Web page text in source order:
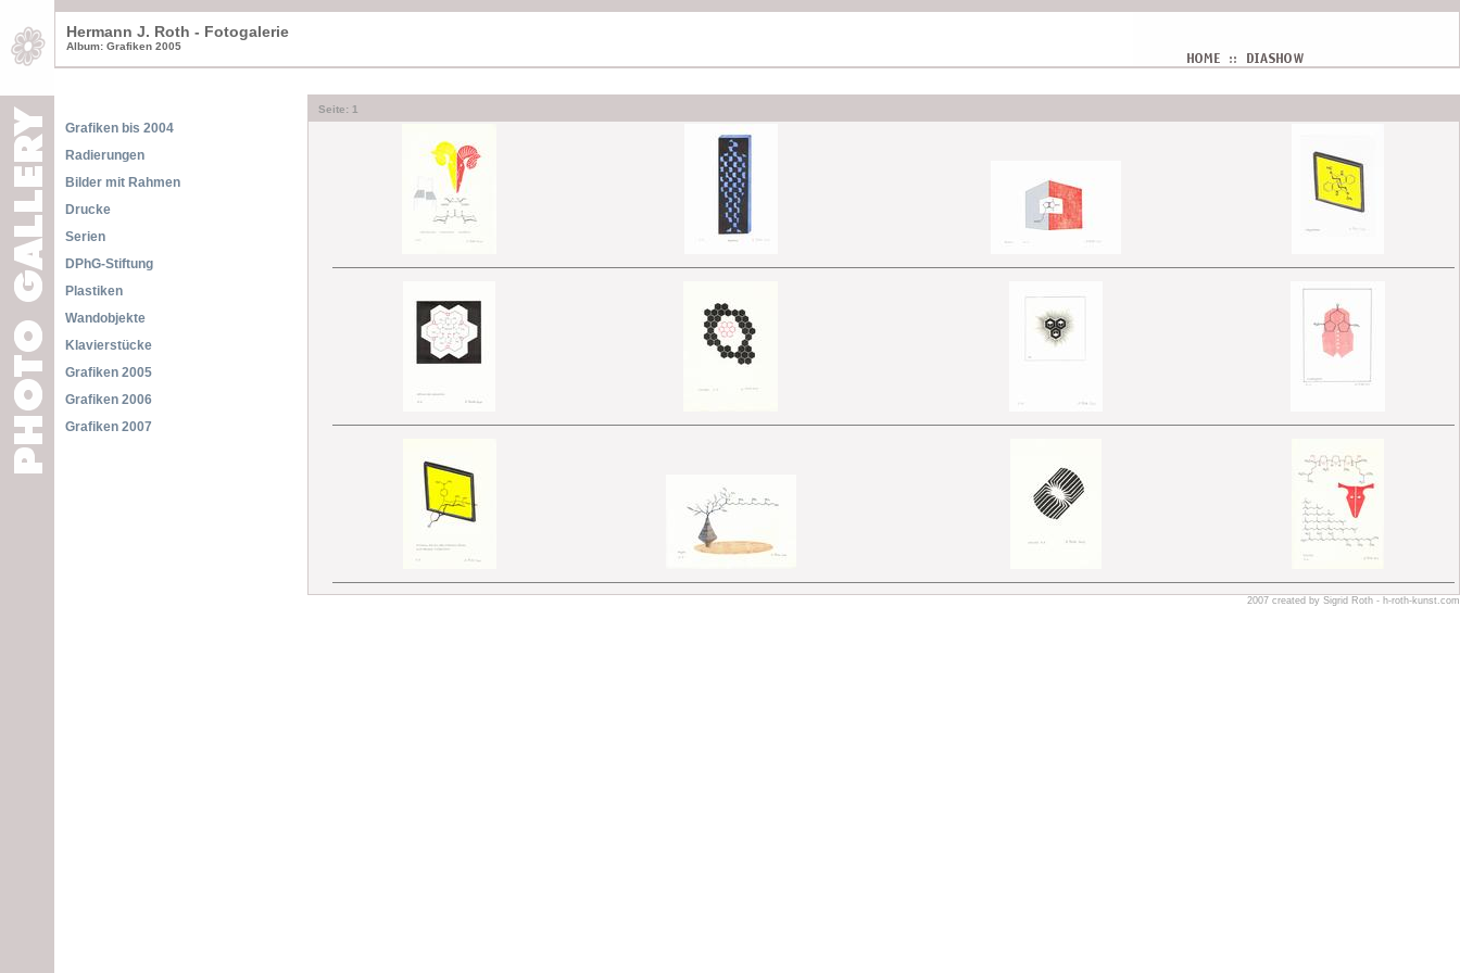
Hermann J. Roth - Fotogalerie
Album: Grafiken 2005
Seite: 1
Grafiken bis 2004
Radierungen
Bilder mit Rahmen
Drucke
Serien
DPhG-Stiftung
Plastiken
Wandobjekte
Klavierstücke
Grafiken 2005
Grafiken 2006
Grafiken 2007
2007 created by Sigrid Roth - h-roth-kunst.com